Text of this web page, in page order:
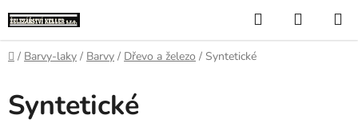
na
obsah
Hledat
KOŠÍK
Domů
/ Barvy-laky / Barvy / Dřevo a železo / Syntetické
Syntetické